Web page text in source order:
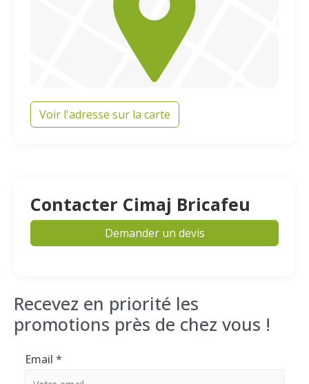
Voir l'adresse sur la carte
Contacter Cimaj Bricafeu
Demander un devis
Recevez en priorité les
promotions près de chez vous !
Email *